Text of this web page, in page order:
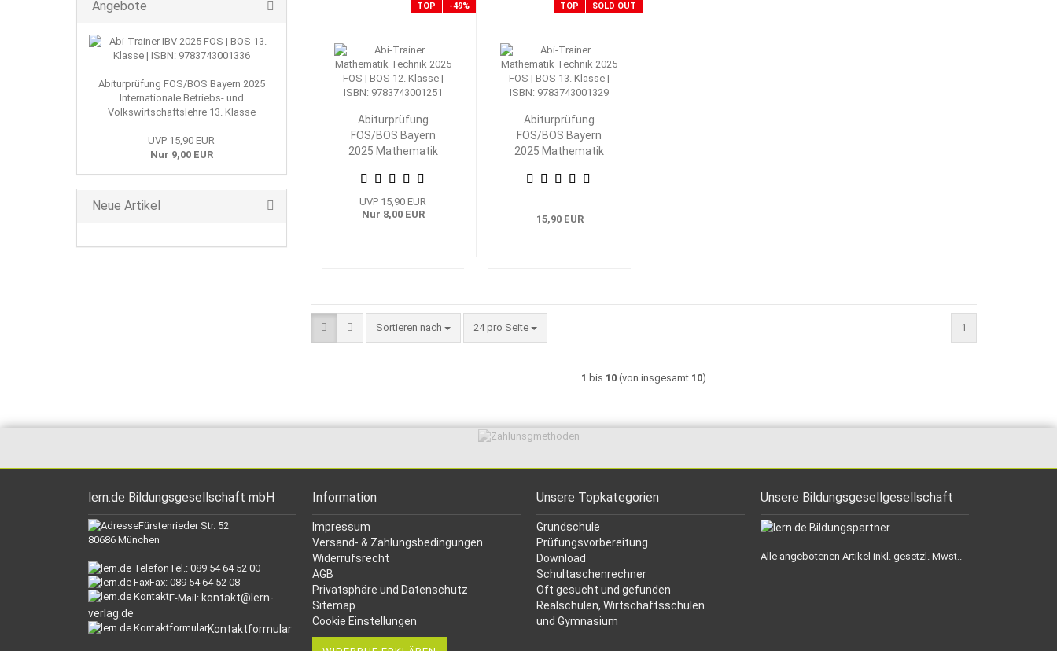
TOP -49%
Abiturprüfung
FOS/BOS Bayern
2025 Mathematik
UVP 15,90 EUR
Nur 8,00 EUR
TOP SOLD OUT
Abiturprüfung
FOS/BOS Bayern
2025 Mathematik
15,90 EUR
Sortieren nach
Sortieren nach 24 pro Seite
pro Seite 1
1 bis 10(von insgesamt 10)
Angebote
Abiturprüfung FOS/BOS Bayern 2025
Internationale Betriebs- und
Volkswirtschaftslehre 13. Klasse
UVP 15,90 EUR
Nur 9,00 EUR
Neue Artikel
lern.de Bildungsgesellschaft mbH
Fürstenrieder Str. 52
80686 München
Tel.: 089 54 64 52 00
Fax: 089 54 64 52 08
E-Mail: kontakt@lern-
verlag.de
Kontaktformular
Information
Impressum
Versand- & Zahlungsbedingungen
Widerrufsrecht
AGB
Privatsphäre und Datenschutz
Sitemap
Cookie Einstellungen
Unsere Topkategorien
Grundschule
Prüfungsvorbereitung
Download
Schultaschenrechner
Oft gesucht und gefunden
Realschulen, Wirtschaftsschulen
und Gymnasium
Unsere Bildungsgesellgesellschaft
Alle angebotenen Artikel inkl. gesetzl. Mwst..